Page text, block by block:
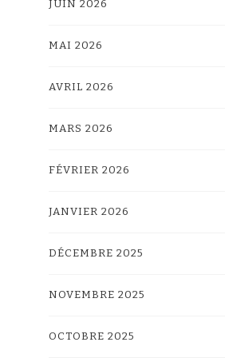
JUIN 2026
MAI 2026
AVRIL 2026
MARS 2026
FÉVRIER 2026
JANVIER 2026
DÉCEMBRE 2025
NOVEMBRE 2025
OCTOBRE 2025